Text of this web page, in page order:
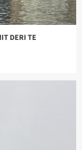
DERI TE